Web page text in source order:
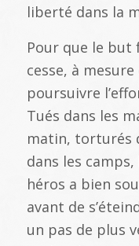
liberté dans la
Pour que le
cesse, à
poursuivre
Tués dans les
matin, torturés
dans les
héros a bien
avant de
un pas de plus